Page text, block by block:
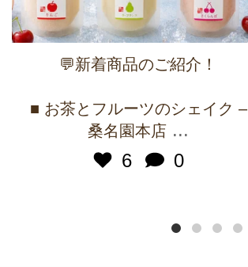
💬新着商品のご紹介！
■ お茶とフルーツのシェイク –
桑名園本店 ...
6
0